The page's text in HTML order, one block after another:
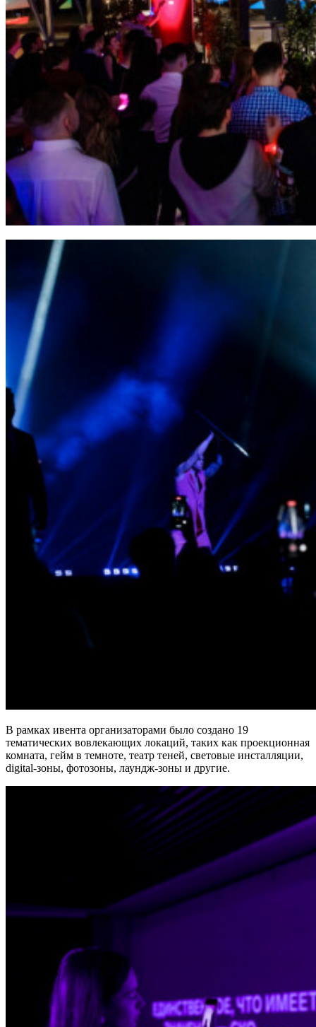
В рамках ивента организаторами было создано 19
тематических вовлекающих локаций, таких как проекционная
комната, гейм в темноте, театр теней, световые инсталляции,
digital-зоны, фотозоны, лаундж-зоны и другие.